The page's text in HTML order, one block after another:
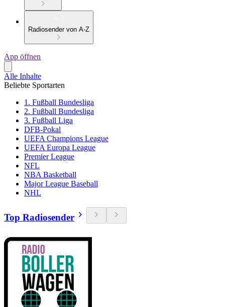
Radiosender von A-Z
App öffnen
Alle Inhalte
Beliebte Sportarten
1. Fußball Bundesliga
2. Fußball Bundesliga
3. Fußball Liga
DFB-Pokal
UEFA Champions League
UEFA Europa League
Premier League
NFL
NBA Basketball
Major League Baseball
NHL
Top Radiosender